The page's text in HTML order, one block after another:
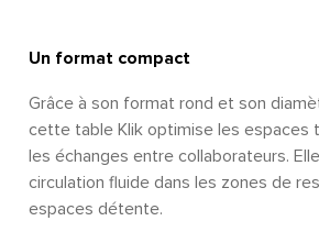
Un format compact
Grâce à son format rond et son
cette table Klik optimise les espaces
les échanges entre collaborateurs.
circulation fluide dans les zones de
espaces détente.